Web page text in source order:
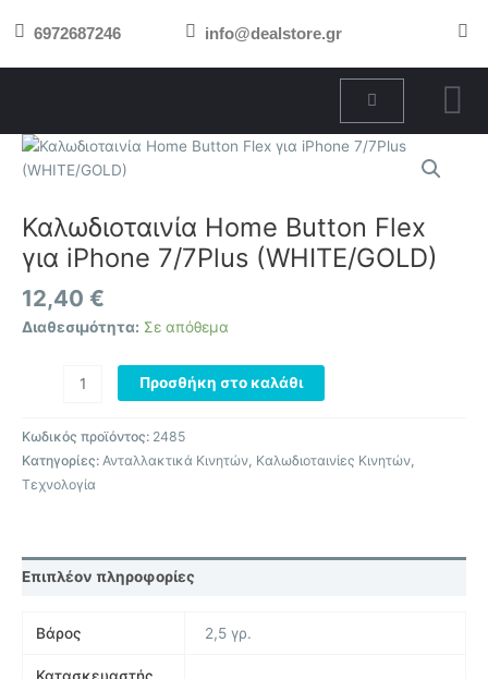
στο 6972687246 info@dealstore.gr
Cart
Καλωδιοταινία Home Button Flex
για iPhone 7/7Plus (WHITE/GOLD)
12,40 €
Διαθεσιμότητα: Σε απόθεμα
Καλωδιοταινία
Home
Flex
για
iPhone
7/7Plus
(WHITE/GOLD)
ποσότητα
Προσθήκη στο καλάθι
Κωδικός προϊόντος: 2485
Κατηγορίες: Ανταλλακτικά Κινητών, Καλωδιοταινίες Κινητών,
Τεχνολογία
Επιπλέον πληροφορίες
Βάρος 2,5 γρ.
Κατασκευαστής